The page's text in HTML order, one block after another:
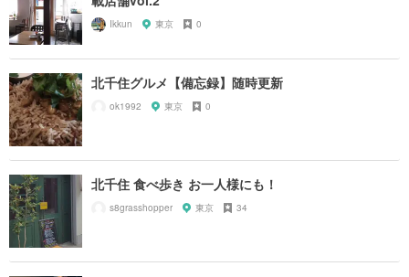
Ikkun 東京 0
北千住グルメ【備忘録】随時更新
ok1992 東京 0
北千住 食べ歩き お一人様にも！
s8grasshopper 東京 34